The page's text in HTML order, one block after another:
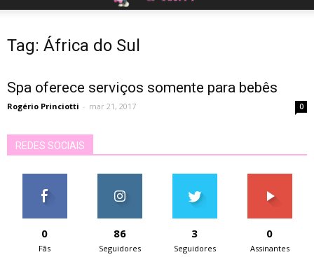
Tag: África do Sul
Spa oferece serviços somente para bebês
Rogério Princiotti - mar 21, 2017 0
REDES SOCIAIS
0
Fãs
86
Seguidores
3
Seguidores
0
Assinantes